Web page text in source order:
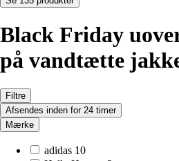
Black Friday
på vandtætte
Filtre
Afsendes inden for 24 timer
Mærke
adidas 10